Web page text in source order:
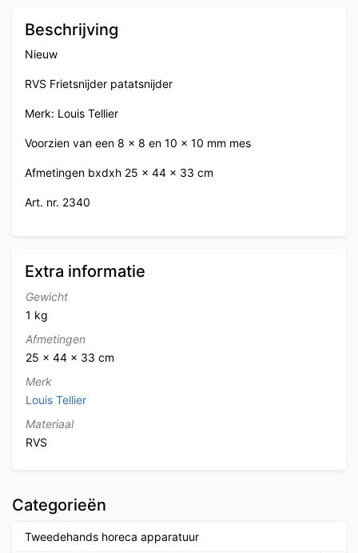
Beschrijving
Nieuw
RVS Frietsnijder patatsnijder
Merk: Louis Tellier
Voorzien van een 8 x 8 en 10 x 10 mm mes
Afmetingen bxdxh 25 x 44 x 33 cm
Art. nr. 2340
Extra informatie
Gewicht
1 kg
Afmetingen
25 × 44 × 33 cm
Merk
Louis Tellier
Materiaal
RVS
Categorieën
Tweedehands horeca apparatuur